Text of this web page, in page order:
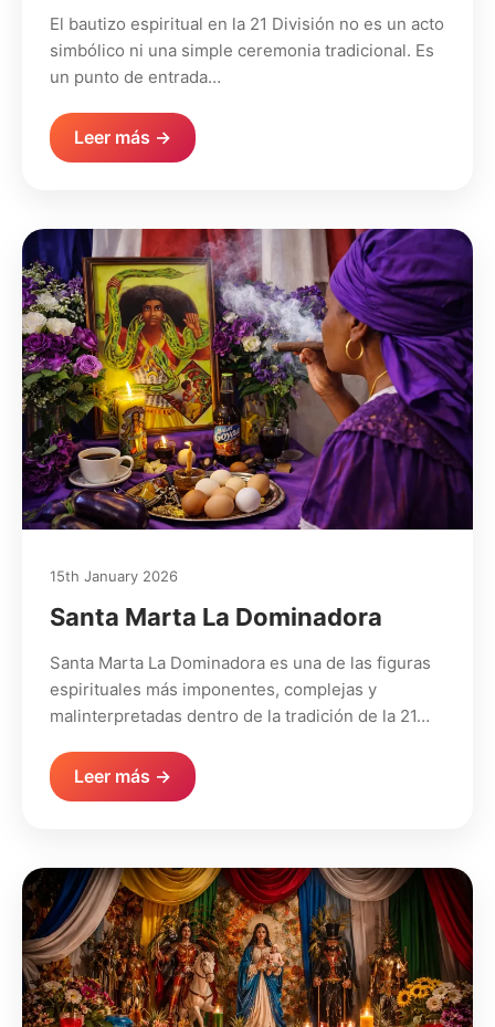
El bautizo espiritual en la 21 División no es un acto
simbólico ni una simple ceremonia tradicional. Es
un punto de entrada…
Leer más →
15th January 2026
Santa Marta La Dominadora
Santa Marta La Dominadora es una de las figuras
espirituales más imponentes, complejas y
malinterpretadas dentro de la tradición de la 21…
Leer más →